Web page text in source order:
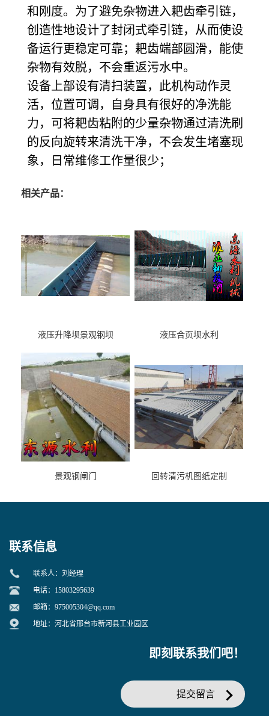
和刚度。为了避免杂物进入耙齿牵引链，
创造性地设计了封闭式牵引链，从而使设
备运行更稳定可靠；耙齿端部圆滑，能使
杂物有效脱，不会重返污水中。
设备上部设有清扫装置，此机构动作灵
活，位置可调，自身具有很好的净洗能
力，可将耙齿粘附的少量杂物通过清洗刷
的反向旋转来清洗干净，不会发生堵塞现
象，日常维修工作量很少；
相关产品：
液压升降坝景观钢坝 液压合页坝水利
景观钢闸门 回转清污机图纸定制
联系信息
联系人：刘经理
电话：15803295639
邮箱： 975005304@qq.com
地址：河北省邢台市新河县工业园区
即刻联系我们吧！
提交留言